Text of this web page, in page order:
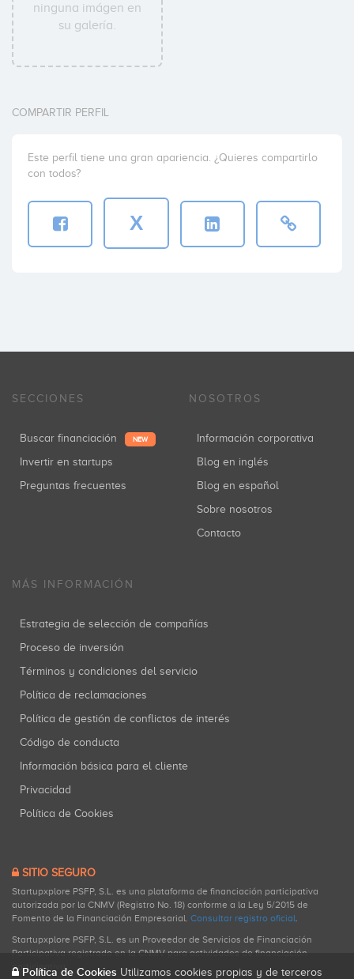
ninguna imágen en
su galería.
COMPARTIR PERFIL
Este perfil tiene una gran apariencia. ¿Quieres compartirlo
con todos?
X
SECCIONES
Buscar financiación NEW
Invertir en startups
Preguntas frecuentes
NOSOTROS
Información corporativa
Blog en inglés
Blog en español
Sobre nosotros
Contacto
MÁS INFORMACIÓN
Estrategia de selección de compañías
Proceso de inversión
Términos y condiciones del servicio
Política de reclamaciones
Política de gestión de conflictos de interés
Código de conducta
Información básica para el cliente
Privacidad
Política de Cookies
SITIO SEGURO
Startupxplore PSFP, S.L. es una plataforma de financiación participativa
autorizada por la CNMV (Registro No. 18) conforme a la Ley 5/2015 de
Fomento de la Financiación Empresarial. Consultar registro oficial.
Startupxplore PSFP, S.L. es un Proveedor de Servicios de Financiación
Participativa registrado en la CNMV para actividades de financiación
participativa.
Política de Cookies Utilizamos cookies propias y de terceros